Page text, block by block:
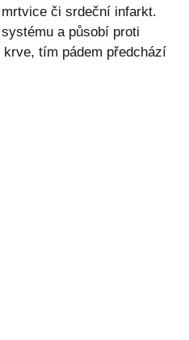
či srdeční infarkt.
a působí proti
tím pádem předchází